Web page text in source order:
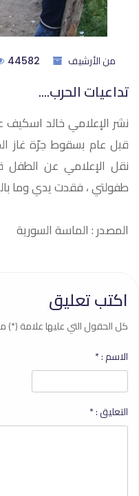
44582 من الأرشيف
تداعيات الحرب....
نشر الإعلامي خالد
قبل عام بسقوط جرّة غاز
نقل الإعلامي عن
طفولتي ، فقدت
المصدر : الماسة السورية
اكتب تعليق
كل الحقول التي عليها علامة (*)
الاسم :*
التعليق :*